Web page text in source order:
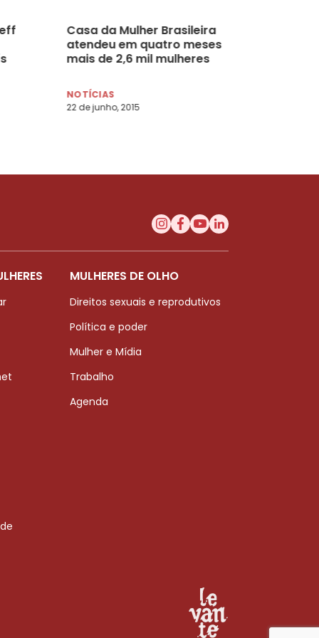
Casa da Mulher Brasileira
atendeu em quatro meses
mais de 2,6 mil mulheres
NOTÍCIAS
22 de junho, 2015
MULHERES DE OLHO
Direitos sexuais e reprodutivos
Política e poder
Mulher e Mídia
Trabalho
Agenda